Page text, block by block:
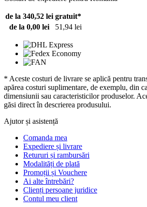
de la 340,52 lei gratuit*
de la 0,00 lei
51,94 lei
* Aceste costuri de livrare se aplică pentru
apărea costuri suplimentare, de exemplu, din
dimensiunii sau caracteristicilor produselor.
găsi direct în descrierea produsului.
Ajutor și asistență
Comanda mea
Expediere și livrare
Retururi și rambursări
Modalități de plată
Promoții și Vouchere
Ai alte întrebări?
Clienți persoane juridice
Contul meu client